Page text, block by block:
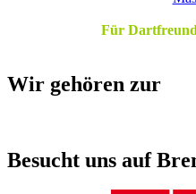
Für
Wir gehören zur
Besucht uns auf